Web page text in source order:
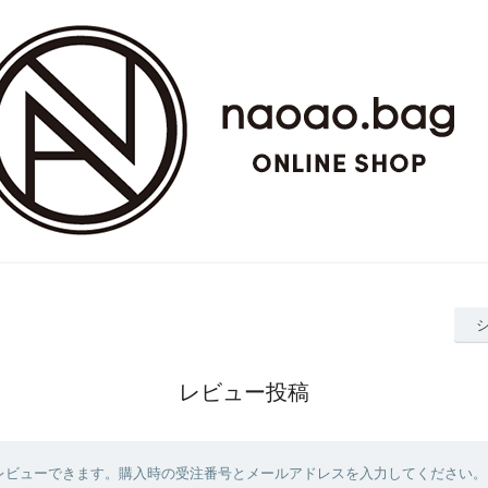
レビュー投稿
ューできます。購入時の受注番号とメールアドレスを入力してください。